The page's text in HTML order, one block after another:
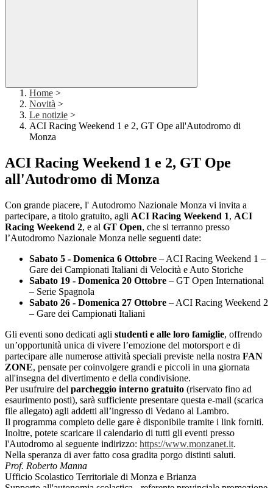
Home >
Novità >
Le notizie >
ACI Racing Weekend 1 e 2, GT Ope all'Autodromo di
Monza
ACI Racing Weekend 1 e 2, GT Ope
all'Autodromo di Monza
Con grande piacere, l' Autodromo Nazionale Monza vi invita a
partecipare, a titolo gratuito, agli ACI Racing Weekend 1, ACI
Racing Weekend 2, e al GT Open, che si terranno presso
l’Autodromo Nazionale Monza nelle seguenti date:
Sabato 5 - Domenica 6 Ottobre – ACI Racing Weekend 1 –
Gare dei Campionati Italiani di Velocità e Auto Storiche
Sabato 19 - Domenica 20 Ottobre – GT Open International
– Serie Spagnola
Sabato 26 - Domenica 27 Ottobre – ACI Racing Weekend 2
– Gare dei Campionati Italiani
Gli eventi sono dedicati agli studenti e alle loro famiglie, offrendo
un’opportunità unica di vivere l’emozione del motorsport e di
partecipare alle numerose attività speciali previste nella nostra FAN
ZONE, pensate per coinvolgere grandi e piccoli in una giornata
all'insegna del divertimento e della condivisione.
Per usufruire del parcheggio interno gratuito (riservato fino ad
esaurimento posti), sarà sufficiente presentare questa e-mail (scarica
file allegato) agli addetti all’ingresso di Vedano al Lambro.
Il programma completo delle gare è disponibile tramite i link forniti.
Inoltre, potete scaricare il calendario di tutti gli eventi presso
l'Autodromo al seguente indirizzo: https://www.monzanet.it.
Nella speranza di aver fatto cosa gradita porgo distinti saluti.
Prof. Roberto Manna
Ufficio Scolastico Territoriale di Monza e Brianza